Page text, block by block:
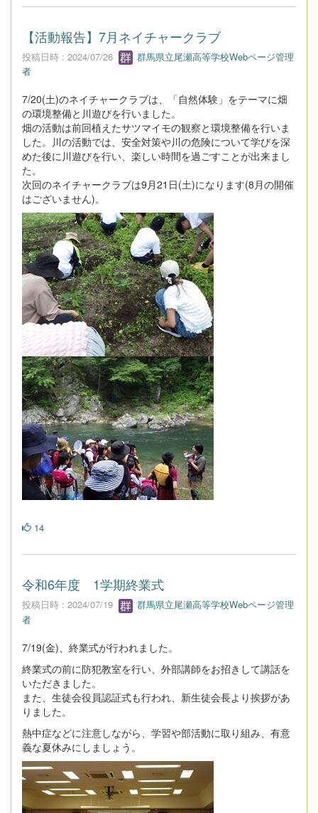
【活動報告】7月ネイチャークラブ
投稿日時 : 2024/07/26
群馬県立尾瀬高等学校Webページ管理
者
7/20(土)のネイチャークラブは、「自然体験」をテーマに畑
の環境整備と川遊びを行いました。
畑の活動は前回植えたサツマイモの観察と環境整備を行いま
した。川の活動では、安全対策や川の危険について学びを深
めた後に川遊びを行い、楽しい時間を過ごすことが出来まし
た。
次回のネイチャークラブは9月21日(土)になります(8月の開催
はございません)。
14
令和6年度 1学期終業式
投稿日時 : 2024/07/19
群馬県立尾瀬高等学校Webページ管理
者
7/19(金)、終業式が行われました。
終業式の前に防犯教室を行い、外部講師をお招きして講話を
いただきました。
また、生徒会役員認証式も行われ、新生徒会長より挨拶があ
りました。
熱中症などに注意しながら、学習や部活動に取り組み、有意
義な夏休みにしましょう。